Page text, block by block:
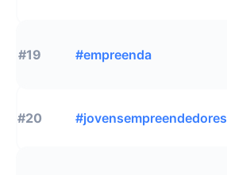
#19 #empreenda
#20 #jovensempreendedores